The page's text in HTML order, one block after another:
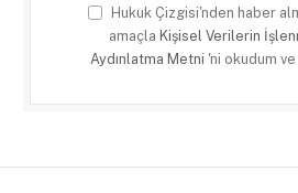
Hukuk Çizgisi'nden haber
amaçla Kişisel Verilerin
Aydınlatma Metni 'ni okudum